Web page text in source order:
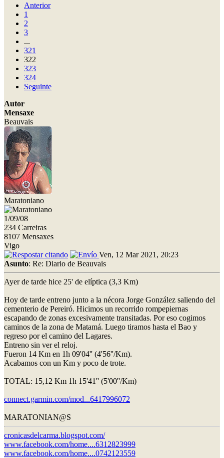
Anterior
1
2
3
...
321
322
323
324
Seguinte
Autor
Mensaxe
Beauvais
Maratoniano
1/09/08
234 Carreiras
8107 Mensaxes
Vigo
Ven, 12 Mar 2021, 20:23
Asunto: Re: Diario de Beauvais
Ayer de tarde hice 25' de elíptica (3,3 Km)
Hoy de tarde entreno junto a la nécora Jorge González saliendo del
cementerio de Pereiró. Hicimos un recorrido rompepiernas
escapando de zonas excesivamente transitadas. Por eso cogimos
caminos de la zona de Matamá. Luego tiramos hasta el Bao y
regreso por el camino del Lagares.
Entreno sin ver el reloj.
Fueron 14 Km en 1h 09'04'' (4'56''/Km).
Acabamos con un Km y poco de trote.
TOTAL: 15,12 Km 1h 15'41'' (5'00''/Km)
connect.garmin.com/mod...6417996072
MARATONIAN@S
cronicasdelcarma.blogspot.com/
www.facebook.com/home....6312823999
www.facebook.com/home....0742123559